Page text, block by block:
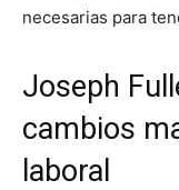
necesarias para
Joseph
cambios
laboral